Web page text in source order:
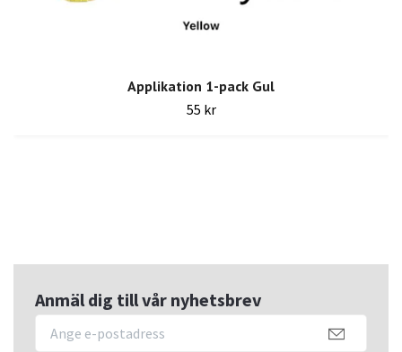
Applikation 1-pack Gul
55 kr
Anmäl dig till vår nyhetsbrev